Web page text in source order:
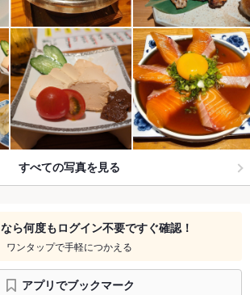
すべての写真を見る
なら何度もログイン不要ですぐ確認！
ワンタップで手軽につかえる
アプリでブックマーク